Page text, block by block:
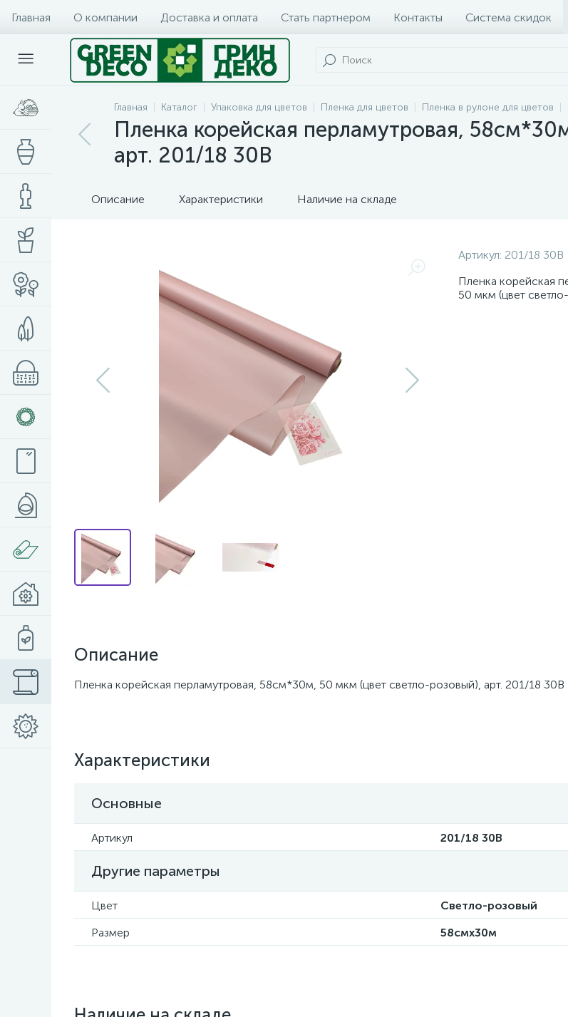
Главная О компании Доставка и оплата Стать партнером Контакты Система скидок
Главная Каталог Упаковка для цветов Пленка для цветов Пленка в рулоне для цветов
Пленка корейская перламутровая,
арт. 201/18 30B
Описание Характеристики Наличие на складе
Артикул: 201/18 30B
Пленка корейская
50 мкм (цвет
Описание
Пленка корейская перламутровая, 58см*30м, 50 мкм (цвет светло-розовый), арт. 201/18 30B
Характеристики
Основные
Артикул 201/18 30B
Другие параметры
Цвет
Светло-розовый
Размер
58смx30м